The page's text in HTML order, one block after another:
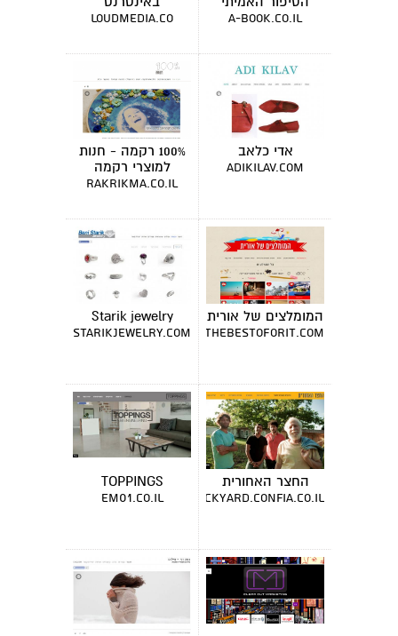
a-book.co.il
loudmedia.co
אדי כלאב
adikilav.com
100% רקמה - חנות
למוצרי רקמה
rakrikma.co.il
המומלצים של אורית
thebestoforit.com
Starik jewelry
starikjewelry.com
החצר האחורית
thebackyard.confia.co.il
TOPPINGS
em01.co.il